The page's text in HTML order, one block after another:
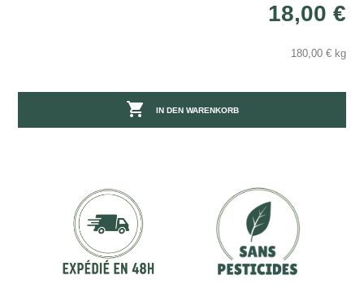
18,00 €
180,00 € kg
 IN DEN WARENKORB